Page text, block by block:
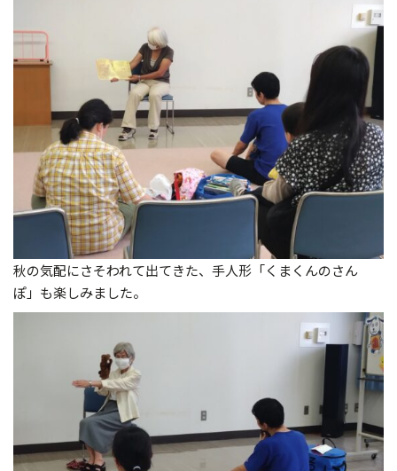
秋の気配にさそわれて出てきた、手人形「くまくんのさん
ぽ」も楽しみました。